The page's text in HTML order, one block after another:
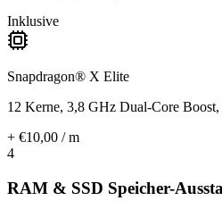
Inklusive
Snapdragon® X Elite
12 Kerne, 3,8 GHz Dual-Core
+ €10,00 / m
4
RAM & SSD Speicher-